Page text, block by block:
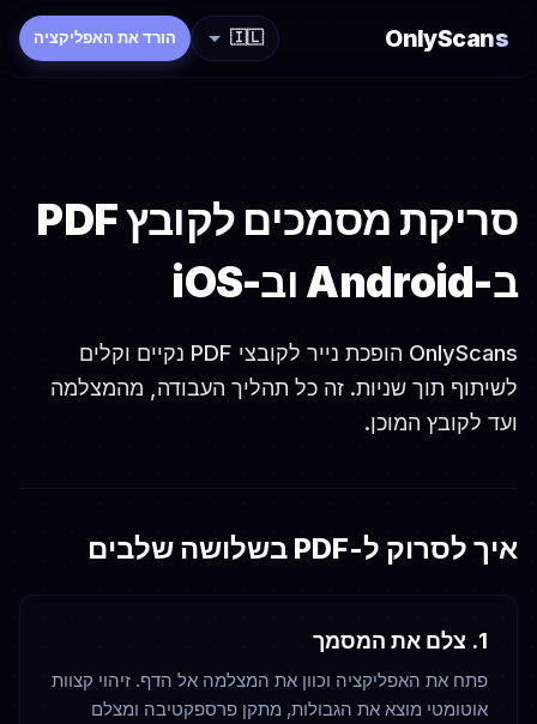
OnlyScans
🇮🇱 הורד את האפליקציה
סריקת מסמכים לקובץ PDF
ב-Android וב-iOS
OnlyScans הופכת נייר לקובצי PDF נקיים וקלים
לשיתוף תוך שניות. זה כל תהליך העבודה, מהמצלמה
ועד לקובץ המוכן.
איך לסרוק ל-PDF בשלושה שלבים
1. צלם את המסמך
פתח את האפליקציה וכוון את המצלמה אל הדף. זיהוי קצוות
אוטומטי מוצא את הגבולות, מתקן פרספקטיבה ומצלם